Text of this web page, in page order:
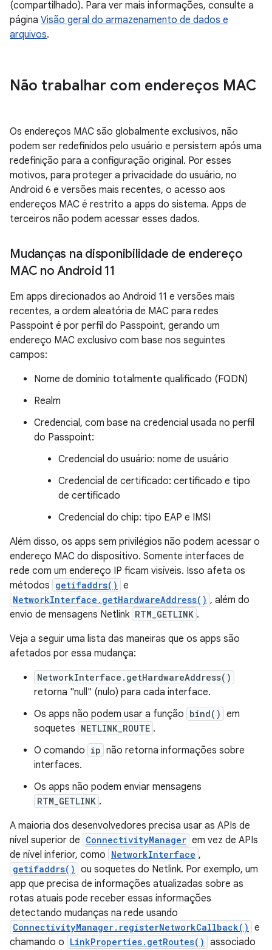
(compartilhado). Para ver mais informações, consulte a
página Visão geral do armazenamento de dados e
arquivos.
Não trabalhar com endereços MAC
Os endereços MAC são globalmente exclusivos, não
podem ser redefinidos pelo usuário e persistem após uma
redefinição para a configuração original. Por esses
motivos, para proteger a privacidade do usuário, no
Android 6 e versões mais recentes, o acesso aos
endereços MAC é restrito a apps do sistema. Apps de
terceiros não podem acessar esses dados.
Mudanças na disponibilidade de endereço
MAC no Android 11
Em apps direcionados ao Android 11 e versões mais
recentes, a ordem aleatória de MAC para redes
Passpoint é por perfil do Passpoint, gerando um
endereço MAC exclusivo com base nos seguintes
campos:
Nome de domínio totalmente qualificado (FQDN)
Realm
Credencial, com base na credencial usada no perfil
do Passpoint:
Credencial do usuário: nome de usuário
Credencial de certificado: certificado e tipo
de certificado
Credencial do chip: tipo EAP e IMSI
Além disso, os apps sem privilégios não podem acessar o
endereço MAC do dispositivo. Somente interfaces de
rede com um endereço IP ficam visíveis. Isso afeta os
métodos getifaddrs() e
NetworkInterface.getHardwareAddress() , além do
envio de mensagens Netlink RTM_GETLINK .
Veja a seguir uma lista das maneiras que os apps são
afetados por essa mudança:
NetworkInterface.getHardwareAddress()
retorna "null" (nulo) para cada interface.
Os apps não podem usar a função bind() em
soquetes NETLINK_ROUTE .
O comando ip não retorna informações sobre
interfaces.
Os apps não podem enviar mensagens
RTM_GETLINK .
A maioria dos desenvolvedores precisa usar as APIs de
nível superior de ConnectivityManager em vez de APIs
de nível inferior, como NetworkInterface ,
getifaddrs() ou soquetes do Netlink. Por exemplo, um
app que precisa de informações atualizadas sobre as
rotas atuais pode receber essas informações
detectando mudanças na rede usando
ConnectivityManager.registerNetworkCallback() e
chamando o LinkProperties.getRoutes() associado